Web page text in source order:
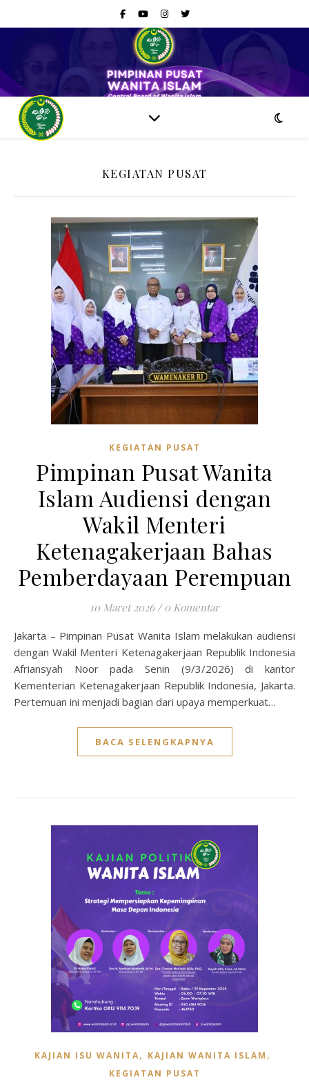
KEGIATAN PUSAT
KEGIATAN PUSAT
Pimpinan Pusat Wanita
Islam Audiensi dengan
Wakil Menteri
Ketenagakerjaan Bahas
Pemberdayaan Perempuan
10 Maret 2026 / 0 Komentar
Jakarta – Pimpinan Pusat Wanita Islam melakukan audiensi
dengan Wakil Menteri Ketenagakerjaan Republik Indonesia
Afriansyah Noor pada Senin (9/3/2026) di kantor
Kementerian Ketenagakerjaan Republik Indonesia, Jakarta.
Pertemuan ini menjadi bagian dari upaya memperkuat…
BACA SELENGKAPNYA
KAJIAN ISU WANITA, KAJIAN WANITA ISLAM ,
KEGIATAN PUSAT